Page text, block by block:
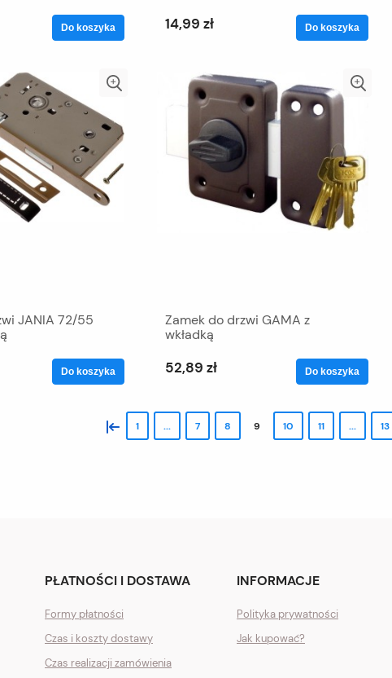
Do koszyka 14,99 zł Do koszyka
JANIA 72/55
Do koszyka
Zamek do drzwi GAMA z
wkładką
52,89 zł Do koszyka
« 1 ... 7 8 9 10 11 ... 13
PŁATNOŚCI I DOSTAWA
Formy płatności
Czas i koszty dostawy
Czas realizacji zamówienia
INFORMACJE
Polityka prywatności
Jak kupować?